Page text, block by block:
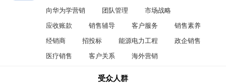
向华为学营销
团队管理
市场战略
应收账款
销售辅导 客户服务
销售素养
经销商
招投标 能源电力工程
政企销售
医疗销售
客户关系 海外营销
受众人群